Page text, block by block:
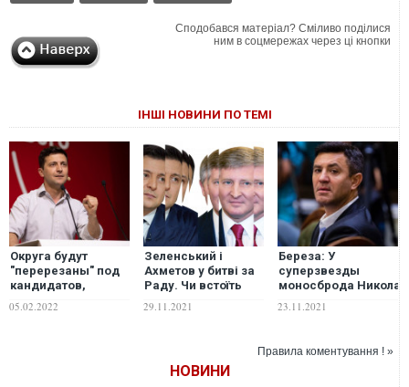
Сподобався матеріал? Сміливо поділися
ним в соцмережах через ці кнопки
ІНШІ НОВИНИ ПО ТЕМІ
Округа будут
"перерезаны" под
кандидатов,
которые заранее
согласятся
05.02.2022
Зеленський і
Ахметов у битві за
Раду. Чи встоїть
"Слуга народу"?
29.11.2021
Береза: У
суперзвезды
моносброда Николая
Тищенко может
начаться новый
23.11.2021
Правила коментування ! »
НОВИНИ